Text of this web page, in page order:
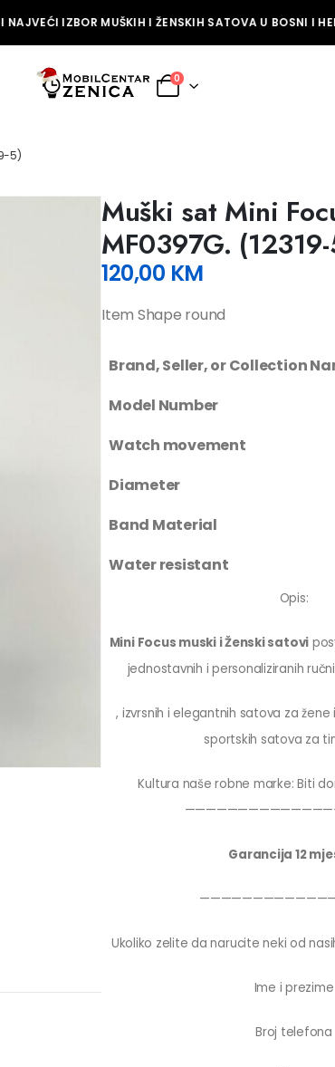
IZBOR MUŠKIH I ŽENSKIH SATOVA U BOSNI I
0
5)
Muški sat Mini
MF0397G.
120,00 KM
Item Shape round
Brand, Seller, or Collection
Model Number
Watch movement
Diameter
Band Material
Water resistant
Opis:
Mini Focus muski i Ženski satovi
jednostavnih i personaliziranih
, izvrsnih i elegantnih satova za
sportskih satova za
Kultura naše robne marke: Biti
Garancija 12
Ukoliko zelite da narucite neki od
Ime i prezime
Broj telefona